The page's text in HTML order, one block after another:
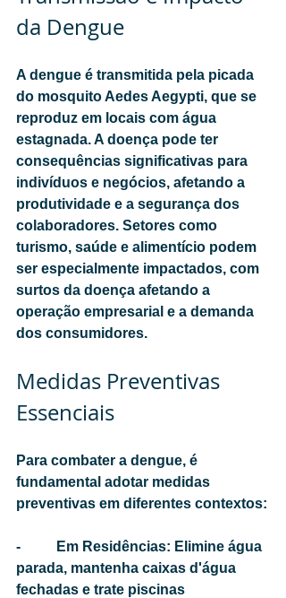
da Dengue
A dengue é transmitida pela picada
do mosquito Aedes Aegypti, que se
reproduz em locais com água
estagnada. A doença pode ter
consequências significativas para
indivíduos e negócios, afetando a
produtividade e a segurança dos
colaboradores. Setores como
turismo, saúde e alimentício podem
ser especialmente impactados, com
surtos da doença afetando a
operação empresarial e a demanda
dos consumidores.
Medidas Preventivas
Essenciais
Para combater a dengue, é
fundamental adotar medidas
preventivas em diferentes contextos:
-          Em Residências: Elimine água
parada, mantenha caixas d'água
fechadas e trate piscinas